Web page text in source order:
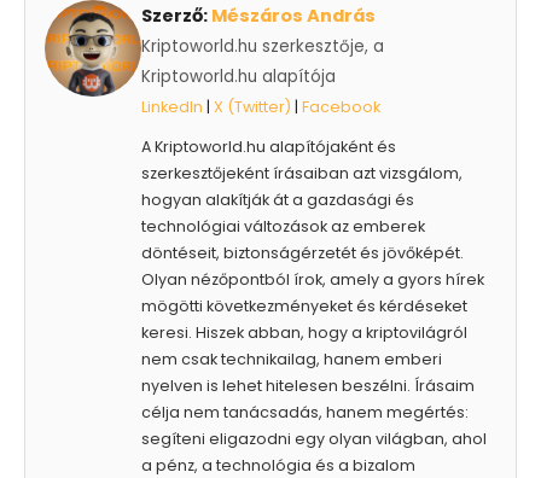
Szerző: Mészáros András
Kriptoworld.hu szerkesztője, a
Kriptoworld.hu alapítója
LinkedIn | X (Twitter) | Facebook
A Kriptoworld.hu alapítójaként és
szerkesztőjeként írásaiban azt vizsgálom,
hogyan alakítják át a gazdasági és
technológiai változások az emberek
döntéseit, biztonságérzetét és jövőképét.
Olyan nézőpontból írok, amely a gyors hírek
mögötti következményeket és kérdéseket
keresi. Hiszek abban, hogy a kriptovilágról
nem csak technikailag, hanem emberi
nyelven is lehet hitelesen beszélni. Írásaim
célja nem tanácsadás, hanem megértés:
segíteni eligazodni egy olyan világban, ahol
a pénz, a technológia és a bizalom